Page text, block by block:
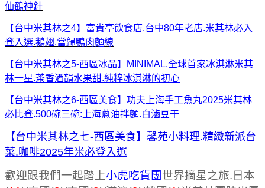
仙鶴神針
【台中米其林之4】富貴亭飲食店.台中80年老店.米其林必入
登入選.鵝翅.當歸鴨肉麵線
【台中米其林之5-西區冰品】MINIMAL.全球首家冰淇淋米其
林一星.茶香酒韻水果甜.純粹冰淇淋的初心
【台中米其林之6-西區美食】功夫上海手工魚丸2025米其林
必比登.500碗三碗:上海蔥油拌麵.白滷豆干
【台中米其林之七-西區美食】馨苑小料理.精緻新派台
菜.咖啡2025年米必登入選
歡迎跟我們一起踏上小虎吃貨團 世界摘星之旅.日本